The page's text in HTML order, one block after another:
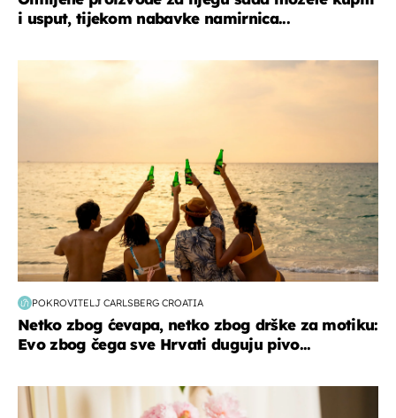
i usput, tijekom nabavke namirnica...
POKROVITELJ CARLSBERG CROATIA
Netko zbog ćevapa, netko zbog drške za motiku:
Evo zbog čega sve Hrvati duguju pivo...
moda & ljepota